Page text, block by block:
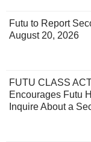
Futu to Report
August 20, 2026
FUTU CLASS
Encourages Futu
Inquire About a